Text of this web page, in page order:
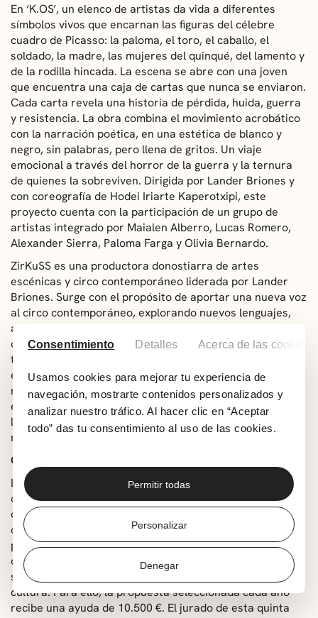
Consentimiento Detalles Acerca de las cookies
Usamos cookies para mejorar tu experiencia de
navegación, mostrarte contenidos personalizados y
analizar nuestro tráfico. Al hacer clic en “Aceptar
todo” das tu consentimiento al uso de las cookies.
Permitir todas
Personalizar
Denegar
En ‘K.OS’, un elenco de artistas da vida a diferentes
símbolos vivos que encarnan las figuras del célebre
cuadro de Picasso: la paloma, el toro, el caballo, el
soldado, la madre, las mujeres del quinqué, del lamento y
de la rodilla hincada. La escena se abre con una joven
que encuentra una caja de cartas que nunca se enviaron.
Cada carta revela una historia de pérdida, huida, guerra
y resistencia. La obra combina el movimiento acrobático
con la narración poética, en una estética de blanco y
negro, sin palabras, pero llena de gritos. Un viaje
emocional a través del horror de la guerra y la ternura
de quienes la sobreviven. Dirigida por Lander Briones y
con coreografía de Hodei Iriarte Kaperotxipi, este
proyecto cuenta con la participación de un grupo de
artistas integrado por Maialen Alberro, Lucas Romero,
Alexander Sierra, Paloma Farga y Olivia Bernardo.
ZirKuSS es una productora donostiarra de artes
escénicas y circo contemporáneo liderada por Lander
Briones. Surge con el propósito de aportar una nueva voz
al circo contemporáneo, explorando nuevos lenguajes,
asumiendo riesgos y apostando por la emoción para
crear espectáculos que sorprenden y conectan con todo
tipo de públicos. Sus trabajos, entre los que se
encuentran ‘Sustrai’ y ‘Hazia’, reúnen a artistas locales,
nacionales e internacionales con amplias trayectorias y
experiencia en disciplinas como la acrobacia, la danza,
los malabares, el trapecio, las telas aéreas o el mano a
mano.
Quinta edición de la residencia
La residencia ‘Juana Bizkarra’ pretende apoyar al sector
cultural vasco facilitando su espacio, recursos y una
dotación económica para la producción y montaje de
obras teatrales, coreográficas, escénicas o
performativas, a la par que quiere acercar el proceso
creativo a la ciudadanía getxotarra, con el fin de mejorar
su conocimiento, experiencia y participación en la
cultura. Para ello, la propuesta seleccionada cada año
recibe una ayuda de 10.500 €. El jurado de esta quinta